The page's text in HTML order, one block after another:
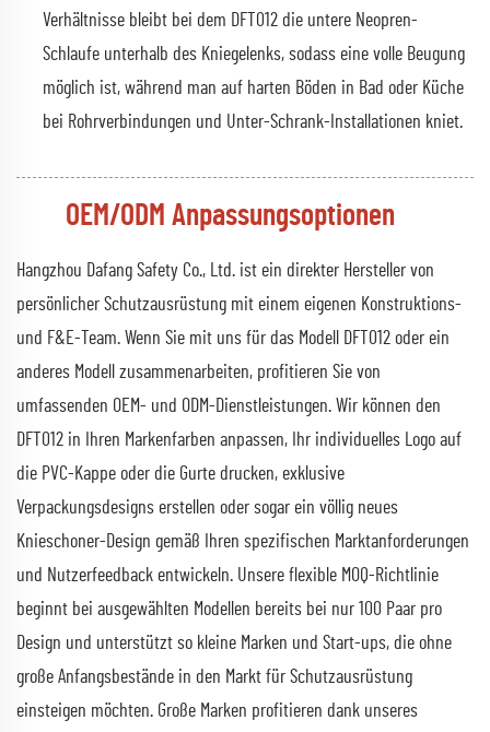
Verhältnisse bleibt bei dem DFT012 die untere Neopren-
Schlaufe unterhalb des Kniegelenks, sodass eine volle Beugung
möglich ist, während man auf harten Böden in Bad oder Küche
bei Rohrverbindungen und Unter-Schrank-Installationen kniet.
OEM/ODM Anpassungsoptionen
Hangzhou Dafang Safety Co., Ltd. ist ein direkter Hersteller von
persönlicher Schutzausrüstung mit einem eigenen Konstruktions-
und F&E-Team. Wenn Sie mit uns für das Modell DFT012 oder ein
anderes Modell zusammenarbeiten, profitieren Sie von
umfassenden OEM- und ODM-Dienstleistungen. Wir können den
DFT012 in Ihren Markenfarben anpassen, Ihr individuelles Logo auf
die PVC-Kappe oder die Gurte drucken, exklusive
Verpackungsdesigns erstellen oder sogar ein völlig neues
Knieschoner-Design gemäß Ihren spezifischen Marktanforderungen
und Nutzerfeedback entwickeln. Unsere flexible MOQ-Richtlinie
beginnt bei ausgewählten Modellen bereits bei nur 100 Paar pro
Design und unterstützt so kleine Marken und Start-ups, die ohne
große Anfangsbestände in den Markt für Schutzausrüstung
einsteigen möchten. Große Marken profitieren dank unseres